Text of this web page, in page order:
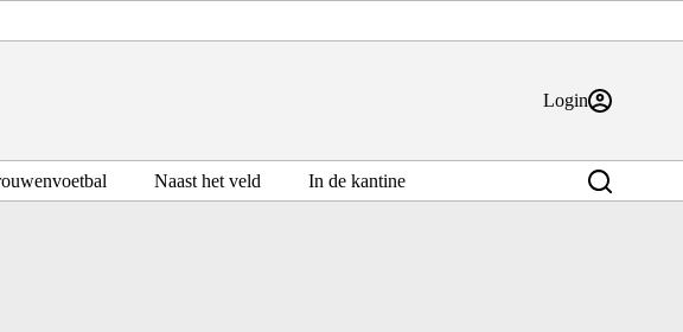
Login
Naast het veld In de kantine